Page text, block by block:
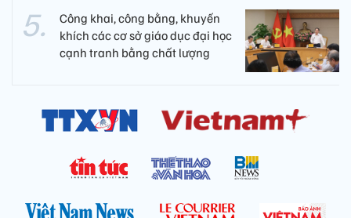
Công khai, công bằng, khuyến
khích các cơ sở giáo dục đại học
cạnh tranh bằng chất lượng​